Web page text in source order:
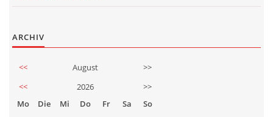
ARCHIV
<< August
>>
<<
2026
>>
Mo
Die Mi Do Fr Sa
So